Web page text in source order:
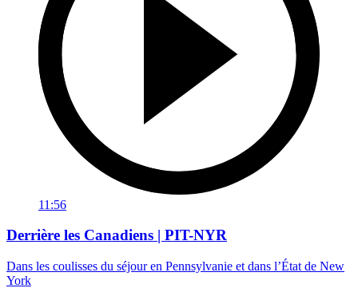
11:56
Derrière les Canadiens | PIT-NYR
Dans les coulisses du séjour en Pennsylvanie et dans l’État de New
York